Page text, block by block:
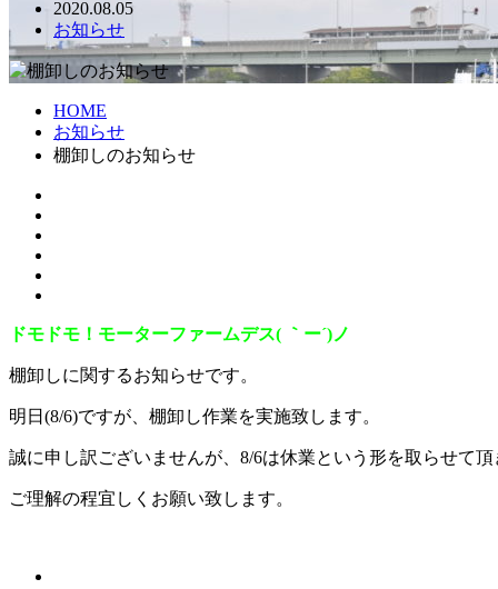
2020.08.05
お知らせ
HOME
お知らせ
棚卸しのお知らせ
ドモドモ！モーターファームデス( ｀ー´)ノ
棚卸しに関するお知らせです。
明日(8/6)ですが、棚卸し作業を実施致します。
誠に申し訳ございませんが、8/6は休業という形を取らせて
ご理解の程宜しくお願い致します。